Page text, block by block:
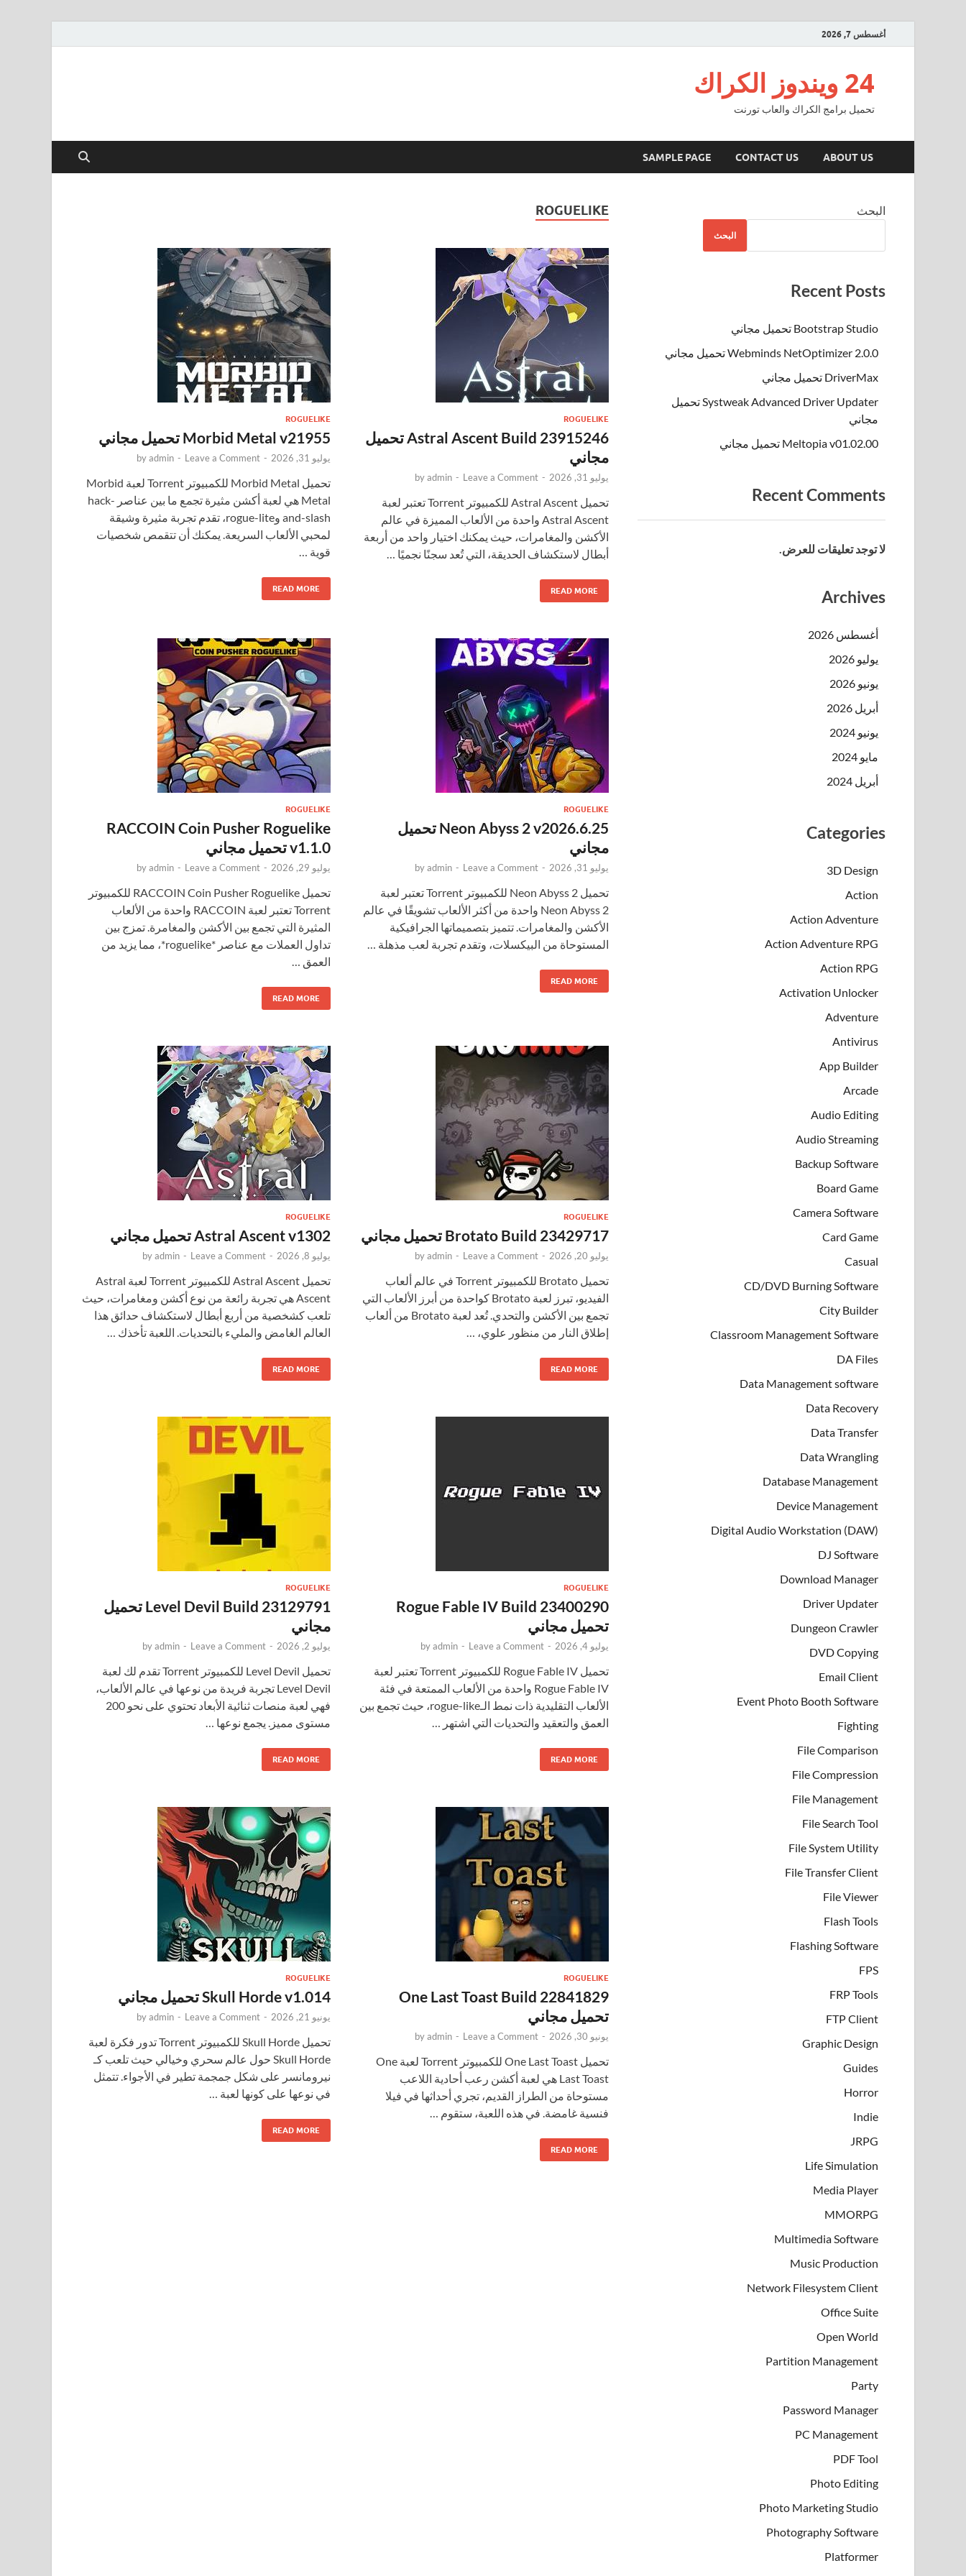
أغسطس 7, 2026
24 ويندوز الكراك
تحميل برامج الكراك والعاب تورنت
ABOUT US
CONTACT US
SAMPLE PAGE
ROGUELIKE
ROGUELIKE
Astral Ascent Build 23915246 تحميل
مجاني
يوليو 31, 2026 -
byadmin - Leave a Comment
تحميل Astral Ascent للكمبيوتر Torrent تعتبر لعبة
Astral Ascent واحدة من الألعاب المميزة في عالم
الأكشن والمغامرات، حيث يمكنك اختيار واحد من أربعة
أبطال لاستكشاف الحديقة، التي تُعد سجنًا نجميًا …
READ MORE
ROGUELIKE
Morbid Metal v21955 تحميل مجاني
يوليو 31, 2026 -
byadmin - Leave a Comment
تحميل Morbid Metal للكمبيوتر Torrent لعبة Morbid
Metal هي لعبة أكشن مثيرة تجمع ما بين عناصر hack-
and-slash وrogue-lite، تقدم تجربة مثيرة وشيقة
لمحبي الألعاب السريعة. يمكنك أن تتقمص شخصيات
قوية …
READ MORE
ROGUELIKE
Neon Abyss 2 v2026.6.25 تحميل
مجاني
يوليو 31, 2026 -
byadmin - Leave a Comment
تحميل Neon Abyss 2 للكمبيوتر Torrent تعتبر لعبة
Neon Abyss 2 واحدة من أكثر الألعاب تشويقًا في عالم
الأكشن والمغامرات. تتميز بتصميماتها الجرافيكية
المستوحاة من البيكسلات، وتقدم تجربة لعب مذهلة …
READ MORE
ROGUELIKE
RACCOIN Coin Pusher Roguelike
v1.1.0 تحميل مجاني
يوليو 29, 2026 -
byadmin - Leave a Comment
تحميل RACCOIN Coin Pusher Roguelike للكمبيوتر
Torrent تعتبر لعبة RACCOIN واحدة من الألعاب
المثيرة التي تجمع بين الأكشن والمغامرة. تمزج بين
تداول العملات مع عناصر *roguelike*، مما يزيد من
العمق …
READ MORE
ROGUELIKE
Brotato Build 23429717 تحميل مجاني
يوليو 20, 2026 -
byadmin - Leave a Comment
تحميل Brotato للكمبيوتر Torrent في عالم ألعاب
الفيديو، تبرز لعبة Brotato كواحدة من أبرز الألعاب التي
تجمع بين الأكشن والتحدي. تُعد لعبة Brotato من ألعاب
إطلاق النار من منظور علوي، …
READ MORE
ROGUELIKE
Astral Ascent v1302 تحميل مجاني
يوليو 8, 2026 -
byadmin - Leave a Comment
تحميل Astral Ascent للكمبيوتر Torrent لعبة Astral
Ascent هي تجربة رائعة من نوع أكشن ومغامرات، حيث
تلعب كشخصية من أربع أبطال لاستكشاف حدائق هذا
العالم الغامض والمليء بالتحديات. اللعبة تأخذك …
READ MORE
ROGUELIKE
Rogue Fable IV Build 23400290
تحميل مجاني
يوليو 4, 2026 -
byadmin - Leave a Comment
تحميل Rogue Fable IV للكمبيوتر Torrent تعتبر لعبة
Rogue Fable IV واحدة من الألعاب الممتعة في فئة
الألعاب التقليدية ذات نمط الـrogue-like، حيث تجمع بين
العمق والتعقيد والتحديات التي اشتهر …
READ MORE
ROGUELIKE
Level Devil Build 23129791 تحميل
مجاني
يوليو 2, 2026 -
byadmin - Leave a Comment
تحميل Level Devil للكمبيوتر Torrent تقدم لك لعبة
Level Devil تجربة فريدة من نوعها في عالم الألعاب،
فهي لعبة منصات ثنائية الأبعاد تحتوي على نحو 200
مستوى مميز. يجمع نوعها …
READ MORE
ROGUELIKE
One Last Toast Build 22841829
تحميل مجاني
يونيو 30, 2026 -
byadmin - Leave a Comment
تحميل One Last Toast للكمبيوتر Torrent لعبة One
Last Toast هي لعبة أكشن رعب أحادية اللاعب
مستوحاة من الطراز القديم، تجري أحداثها في فيلا
فنسية غامضة. في هذه اللعبة، ستقوم …
READ MORE
ROGUELIKE
Skull Horde v1.014 تحميل مجاني
يونيو 21, 2026 -
byadmin - Leave a Comment
تحميل Skull Horde للكمبيوتر Torrent تدور فكرة لعبة
Skull Horde حول عالم سحري وخيالي حيث تلعب كـ
نيرومانسر على شكل جمجمة تطير في الأجواء. تتمثل
في نوعها على كونها لعبة …
READ MORE
البحث
البحث
Recent Posts
Bootstrap Studio تحميل مجاني
Webminds NetOptimizer 2.0.0 تحميل مجاني
DriverMax تحميل مجاني
Systweak Advanced Driver Updater تحميل
مجاني
Meltopia v01.02.00 تحميل مجاني
Recent Comments
لا توجد تعليقات للعرض.
Archives
أغسطس 2026
يوليو 2026
يونيو 2026
أبريل 2026
يونيو 2024
مايو 2024
أبريل 2024
Categories
3D Design
Action
Action Adventure
Action Adventure RPG
Action RPG
Activation Unlocker
Adventure
Antivirus
App Builder
Arcade
Audio Editing
Audio Streaming
Backup Software
Board Game
Camera Software
Card Game
Casual
CD/DVD Burning Software
City Builder
Classroom Management Software
DA Files
Data Management software
Data Recovery
Data Transfer
Data Wrangling
Database Management
Device Management
Digital Audio Workstation (DAW)
DJ Software
Download Manager
Driver Updater
Dungeon Crawler
DVD Copying
Email Client
Event Photo Booth Software
Fighting
File Comparison
File Compression
File Management
File Search Tool
File System Utility
File Transfer Client
File Viewer
Flash Tools
Flashing Software
FPS
FRP Tools
FTP Client
Graphic Design
Guides
Horror
Indie
JRPG
Life Simulation
Media Player
MMORPG
Multimedia Software
Music Production
Network Filesystem Client
Office Suite
Open World
Partition Management
Party
Password Manager
PC Management
PDF Tool
Photo Editing
Photo Marketing Studio
Photography Software
Platformer